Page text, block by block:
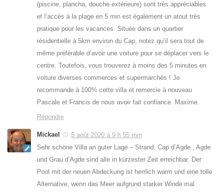
(piscine, plancha, douche extérieure) sont très appréciables
et l’accès à la plage en 5 min est également un atout très
pratique pour les vacances. Située dans un quartier
résidentielle à 5km environ du Cap, notez qu’il sera tout de
même préférable d’avoir une voiture pour se déplacer vers le
centre. Toutefois, vous trouverez à moins des 5 minutes en
voiture diverses commerces et supermarchés ! Je
recommande à 100% cette villa et remercie à nouveau
Pascale et Francis de nous avoir fait confiance. Maxime.
Répondre
Mickael
5 août 2020 à 9 h 55 min
Sehr schöne Villa an guter Lage – Strand, Cap d’Agde , Agde
und Grau d’Agde sind alle in kürzester Zeit erreichbar. Der
Pool mit der neuen Abdeckung ist herrlich warm und eine tolle
Alternative, wenn das Meer aufgrund starker Winde mal